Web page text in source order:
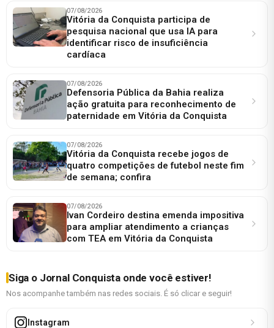
07/08/2026
Vitória da Conquista participa de
pesquisa nacional que usa IA para
identificar risco de insuficiência
cardíaca
07/08/2026
Defensoria Pública da Bahia realiza
ação gratuita para reconhecimento de
paternidade em Vitória da Conquista
07/08/2026
Vitória da Conquista recebe jogos de
quatro competições de futebol neste fim
de semana; confira
07/08/2026
Ivan Cordeiro destina emenda impositiva
para ampliar atendimento a crianças
com TEA em Vitória da Conquista
Siga o Jornal Conquista onde você estiver!
Nos acompanhe também nas redes sociais. É só clicar e seguir!
Instagram